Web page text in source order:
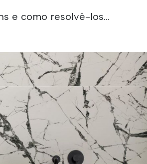
e como resolvê-los...